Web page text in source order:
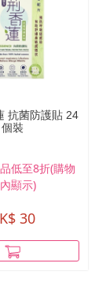
抗菌防護貼 24
個裝
低至8折(購物
顯示)
30